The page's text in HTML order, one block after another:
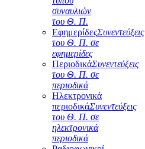
συναυλιών
του Θ. Π.
ΕφημερίδεςΣυνεντεύξεις
του Θ. Π. σε
εφημερίδες
ΠεριοδικάΣυνεντεύξεις
του Θ. Π. σε
περιοδικά
Ηλεκτρονικά
περιοδικάΣυνεντεύξεις
του Θ. Π. σε
ηλεκτρονικά
περιοδικά